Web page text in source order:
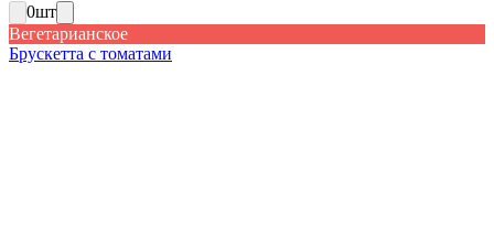
0шт
Вегетарианское
Брускетта с томатами